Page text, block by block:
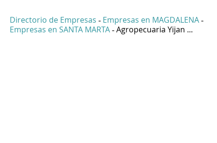
Directorio de Empresas - Empresas en MAGDALENA -
Empresas en SANTA MARTA - Agropecuaria Yijan ...